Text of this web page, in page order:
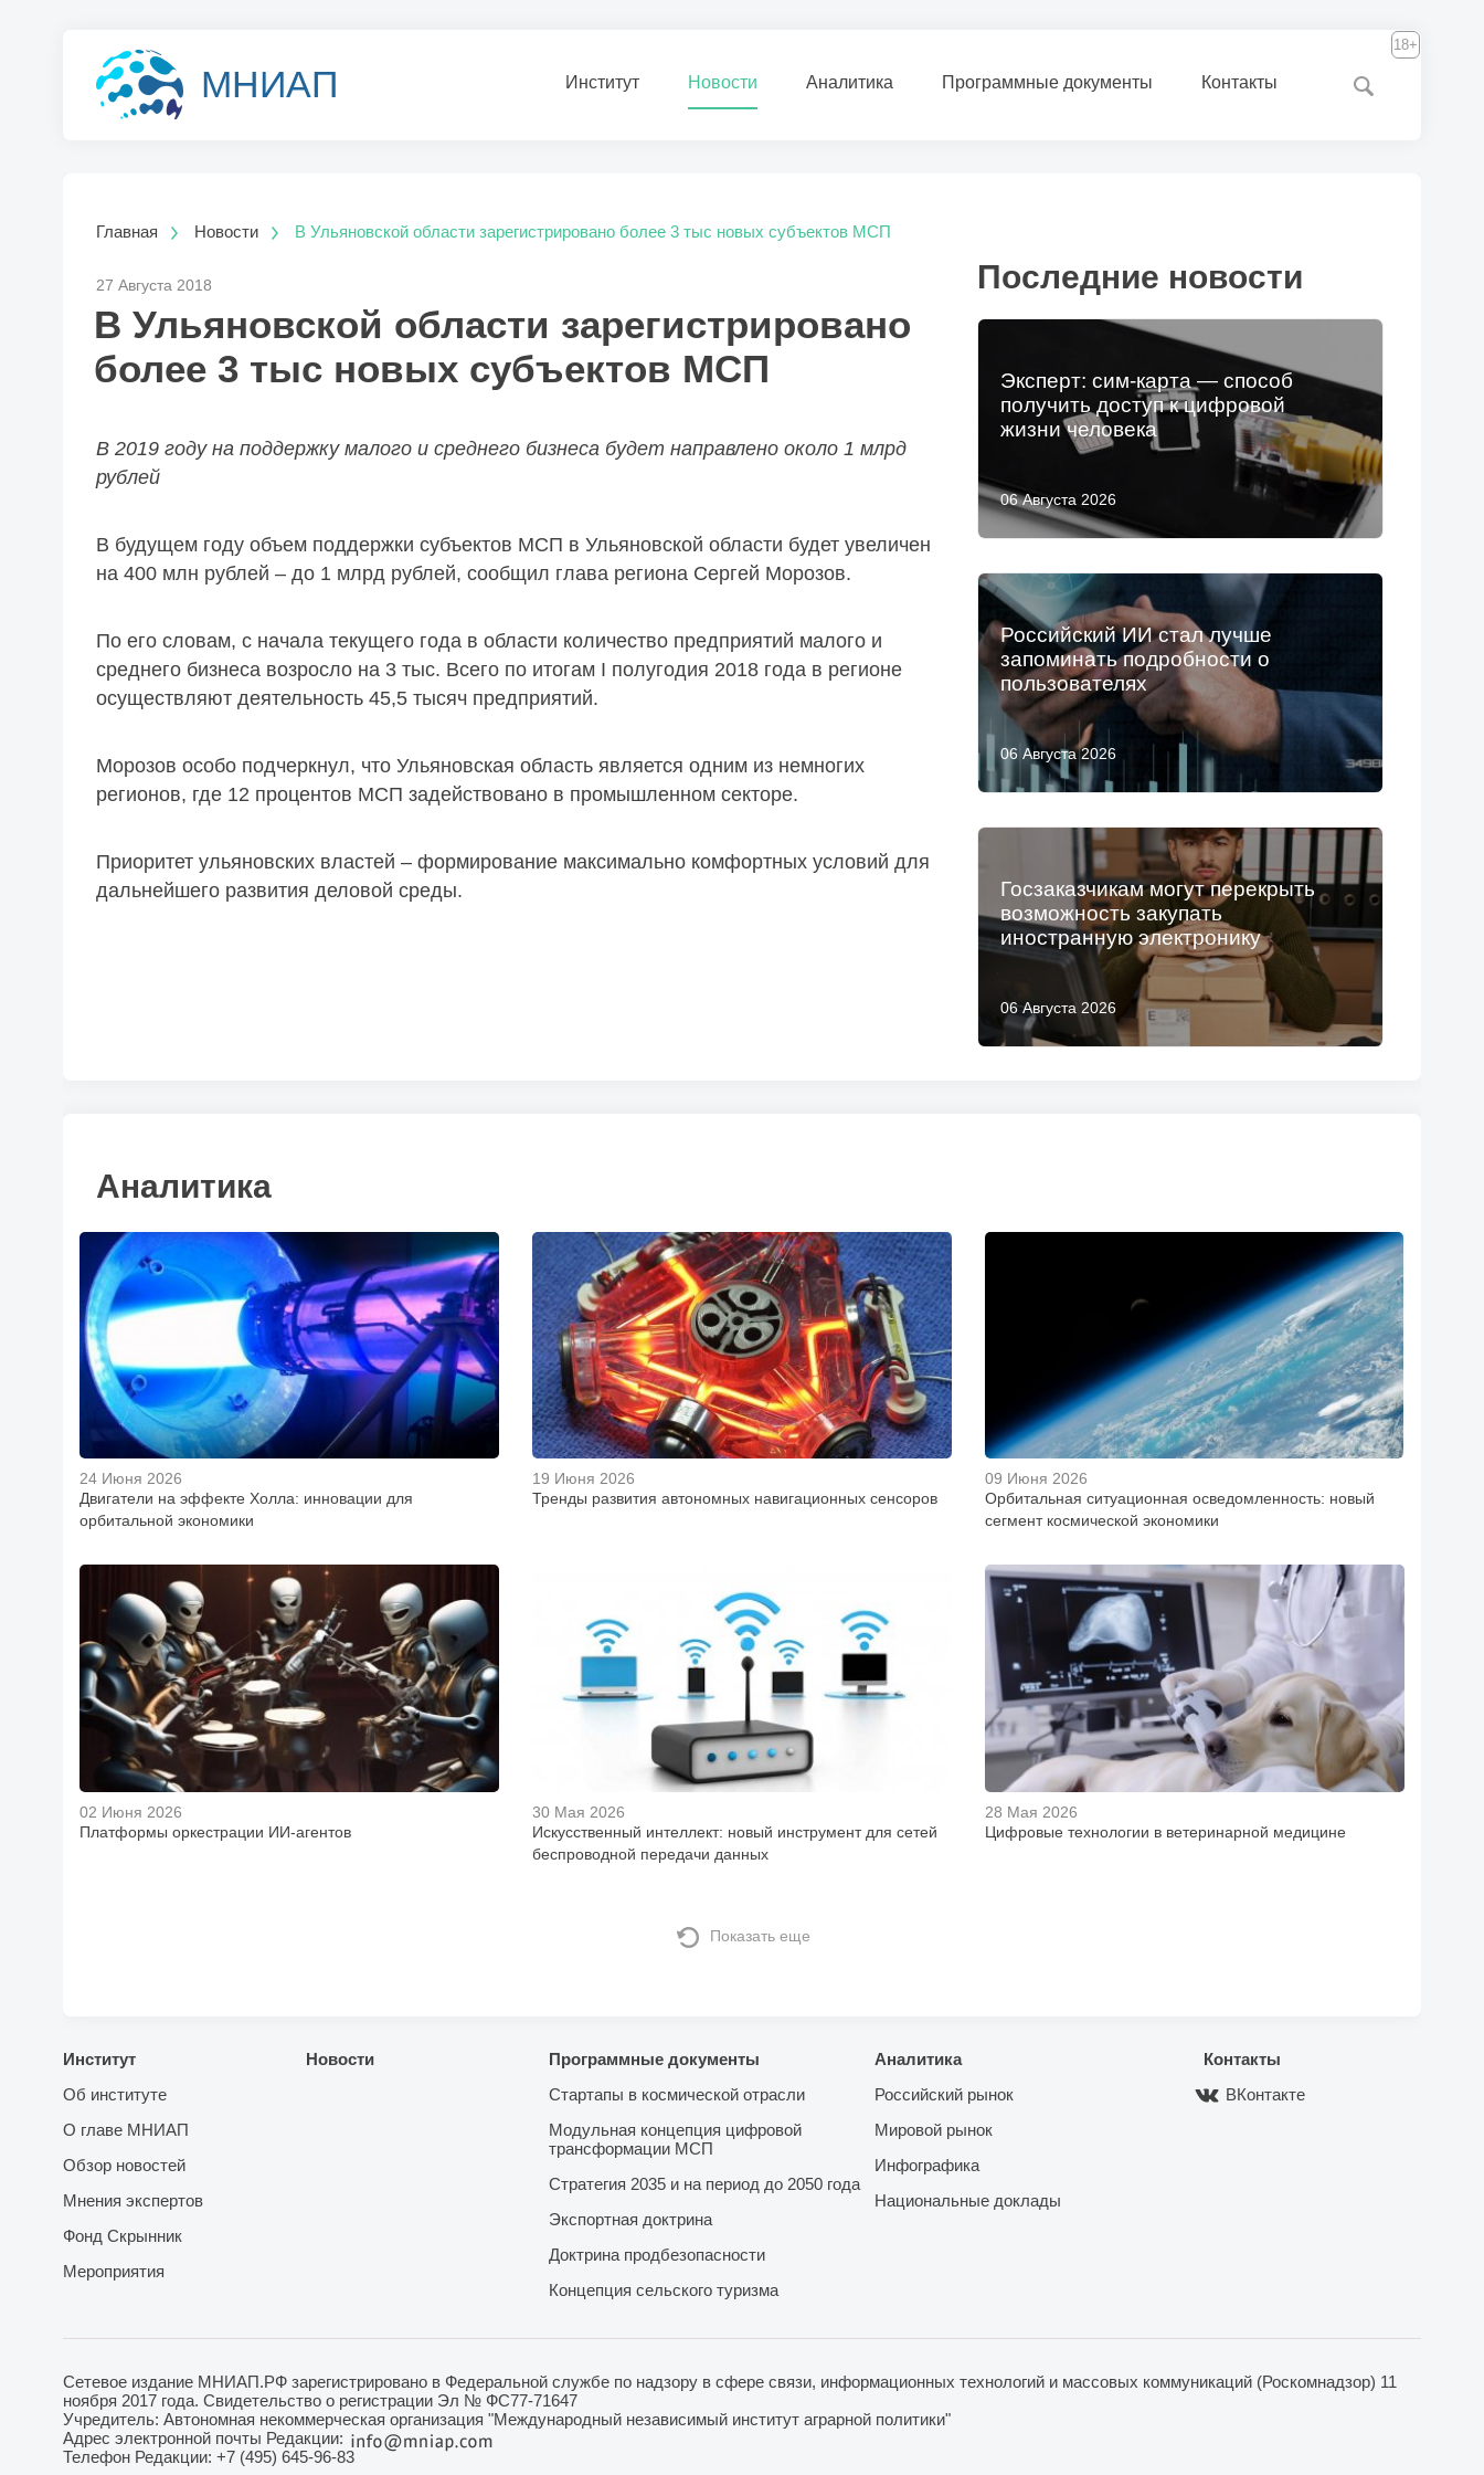
МНИАП Институт Новости Аналитика Программные документы Контакты
18+
Главная Новости В Ульяновской области зарегистрировано более 3 тыс новых субъектов МСП
27 Августа 2018
В Ульяновской области зарегистрировано
более 3 тыс новых субъектов МСП
В 2019 году на поддержку малого и среднего бизнеса будет направлено около 1 млрд
рублей
В будущем году объем поддержки субъектов МСП в Ульяновской области будет увеличен
на 400 млн рублей – до 1 млрд рублей, сообщил глава региона Сергей Морозов.
По его словам, с начала текущего года в области количество предприятий малого и
среднего бизнеса возросло на 3 тыс. Всего по итогам I полугодия 2018 года в регионе
осуществляют деятельность 45,5 тысяч предприятий.
Морозов особо подчеркнул, что Ульяновская область является одним из немногих
регионов, где 12 процентов МСП задействовано в промышленном секторе.
Приоритет ульяновских властей – формирование максимально комфортных условий для
дальнейшего развития деловой среды.
Последние новости
06 Августа 2026
Эксперт: сим-карта — способ
получить доступ к цифровой
жизни человека
06 Августа 2026
Российский ИИ стал лучше
запоминать подробности о
пользователях
06 Августа 2026
Госзаказчикам могут перекрыть
возможность закупать
иностранную электронику
Аналитика
24 Июня 2026
Двигатели на эффекте Холла: инновации для
орбитальной экономики
19 Июня 2026
Тренды развития автономных навигационных сенсоров
09 Июня 2026
Орбитальная ситуационная осведомленность: новый
сегмент космической экономики
02 Июня 2026
Платформы оркестрации ИИ-агентов
30 Мая 2026
Искусственный интеллект: новый инструмент для сетей
беспроводной передачи данных
28 Мая 2026
Цифровые технологии в ветеринарной медицине
Показать еще
Институт
Об институте
О главе МНИАП
Обзор новостей
Мнения экспертов
Фонд Скрынник
Мероприятия
Новости
Программные документы
Стартапы в космической отрасли
Модульная концепция цифровой
трансформации МСП
Стратегия 2035 и на период до 2050 года
Экспортная доктрина
Доктрина продбезопасности
Концепция сельского туризма
Аналитика
Российский рынок
Мировой рынок
Инфографика
Национальные доклады
Контакты
ВКонтакте
Сетевое издание МНИАП.РФ зарегистрировано в Федеральной службе по надзору в сфере связи, информационных технологий и массовых коммуникаций (Роскомнадзор) 11
ноября 2017 года. Свидетельство о регистрации Эл № ФС77-71647
Учредитель: Автономная некоммерческая организация "Международный независимый институт аграрной политики"
Адрес электронной почты Редакции:
Телефон Редакции: +7 (495) 645-96-83